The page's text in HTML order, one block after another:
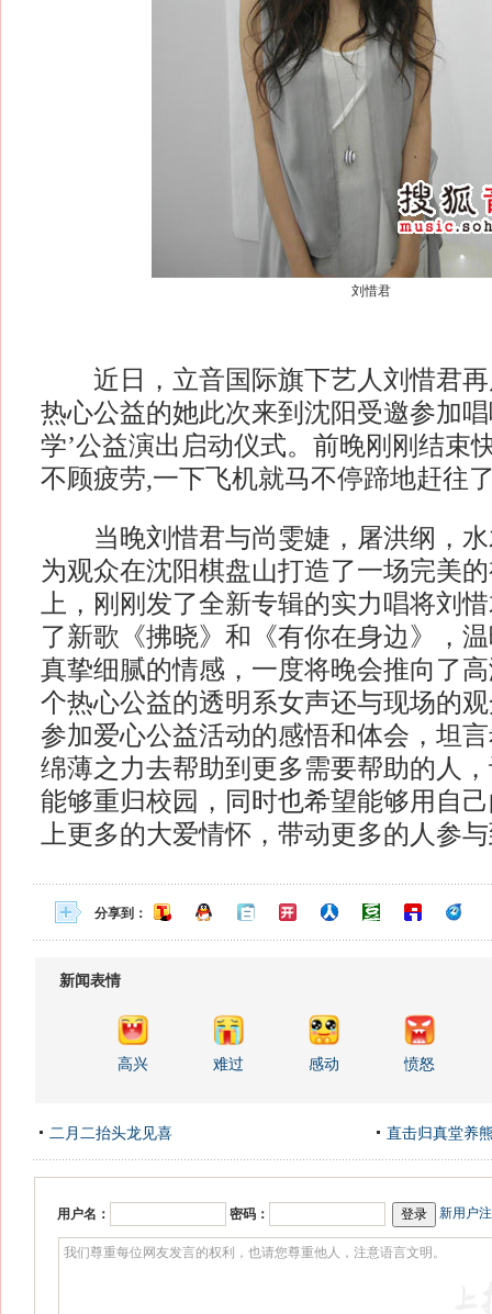
刘惜君
近日，立音国际旗下艺人刘惜君再
热心公益的她此次来到沈阳受邀参加
学’公益演出启动仪式。前晚刚刚结束
不顾疲劳,一下飞机就马不停蹄地赶往
当晚刘惜君与尚雯婕，屠洪纲，水
为观众在沈阳棋盘山打造了一场完美
上，刚刚发了全新专辑的实力唱将刘
了新歌《拂晓》和《有你在身边》，
真挚细腻的情感，一度将晚会推向了
个热心公益的透明系女声还与现场的
参加爱心公益活动的感悟和体会，坦
绵薄之力去帮助到更多需要帮助的人
能够重归校园，同时也希望能够用自
上更多的大爱情怀，带动更多的人参
分享到：
新闻表情
高兴 难过 感动 愤怒
二月二抬头龙见喜 直击归真堂养
用户名： 密码： 新用户